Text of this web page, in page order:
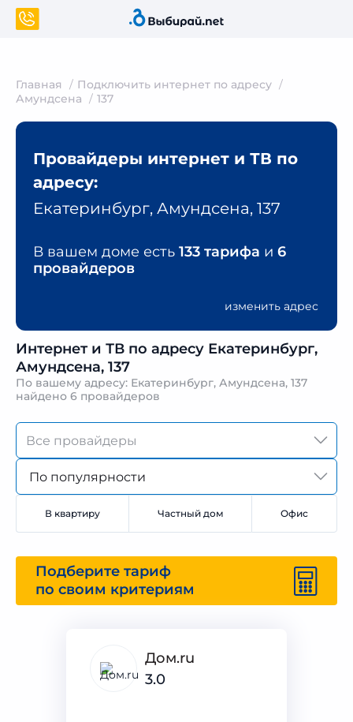
Главная
Подключить интернет по адресу
Амундсена
137
изменить адрес
Провайдеры интернет и ТВ по
адресу:
Екатеринбург, Амундсена, 137
В вашем доме есть 133 тарифа и 6
провайдеров
Интернет и ТВ по адресу Екатеринбург,
Амундсена, 137
По вашему адресу: Екатеринбург, Амундсена, 137
найдено 6 провайдеров
По популярности
В квартиру Частный дом Офис
Подберите тариф
по своим критериям
Дом.ru
3.0